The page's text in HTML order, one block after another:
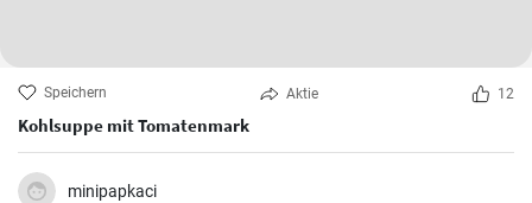
Speichern Aktie 12
Kohlsuppe mit Tomatenmark
minipapkaci